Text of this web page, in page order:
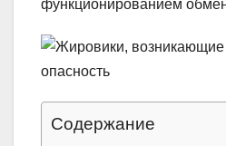
функционированием
Содержание